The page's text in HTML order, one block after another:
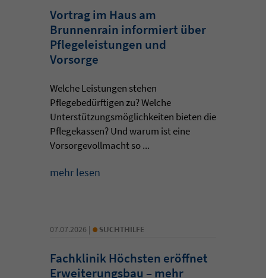
Vortrag im Haus am
Brunnenrain informiert über
Pflegeleistungen und
Vorsorge
Welche Leistungen stehen
Pflegebedürftigen zu? Welche
Unterstützungsmöglichkeiten bieten die
Pflegekassen? Und warum ist eine
Vorsorgevollmacht so ...
mehr lesen
07.07.2026 | • SUCHTHILFE
Fachklinik Höchsten eröffnet
Erweiterungsbau – mehr